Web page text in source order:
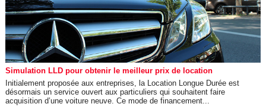
Simulation LLD pour obtenir le meilleur prix de location
Initialement proposée aux entreprises, la Location Longue Durée est
désormais un service ouvert aux particuliers qui souhaitent faire
acquisition d’une voiture neuve. Ce mode de financement...